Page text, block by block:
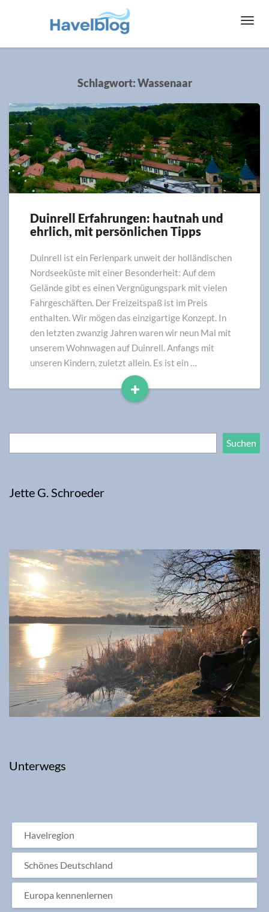
Schlagwort:Wassenaar
Duinrell
Erfahrungen:
und
ehrlich,
mit
persönlichen
Tipps
Duinrell Erfahrungen: hautnah und
ehrlich, mit persönlichen Tipps
Duinrell ist ein Ferienpark unweit der holländischen
Nordseeküste mit einer Besonderheit: Auf dem
Gelände gibt es einen Vergnügungspark mit vielen
Fahrgeschäften. Der Freizeitspaß ist im Preis
enthalten. Wir mögen das einzigartige Konzept. In
den letzten zwanzig Jahren waren wir neun Mal mit
unserem Wohnwagen auf Duinrell. Anfangs mit
unseren Kindern, zuletzt allein. Es ist ein …
+
Read
Suchen
Jette G. Schroeder
Unterwegs
Havelregion
Schönes Deutschland
Europa kennenlernen